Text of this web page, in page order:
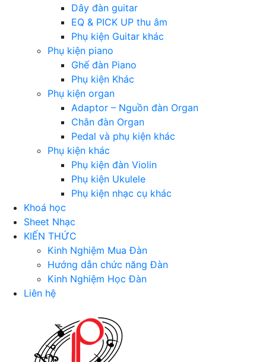
Dây đàn guitar
EQ & PICK UP thu âm
Phụ kiện Guitar khác
Phụ kiện piano
Ghế đàn Piano
Phụ kiện Khác
Phụ kiện organ
Adaptor – Nguồn đàn Organ
Chân đàn Organ
Pedal và phụ kiện khác
Phụ kiện khác
Phụ kiện đàn Violin
Phụ kiện Ukulele
Phụ kiện nhạc cụ khác
Khoá học
Sheet Nhạc
KIẾN THỨC
Kinh Nghiệm Mua Đàn
Hướng dẫn chức năng Đàn
Kinh Nghiệm Học Đàn
Liên hệ